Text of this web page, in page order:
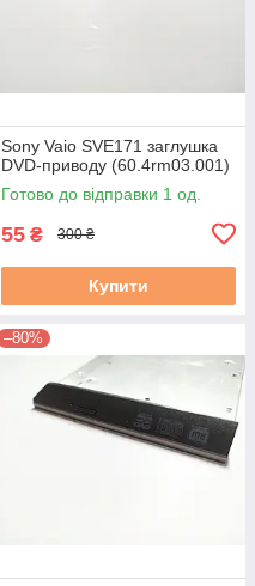
Sony Vaio SVE171 заглушка
DVD-приводу (60.4rm03.001)
Готово до відправки 1 од.
55 ₴ 300 ₴
Купити
–80%